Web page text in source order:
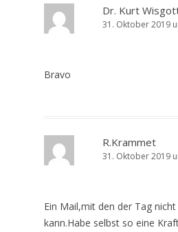
Dr. Kurt
31. Oktober 2019
Bravo
R.Krammet
31. Oktober 2019
Ein Mail,mit den der Tag nicht
kann.Habe selbst so eine